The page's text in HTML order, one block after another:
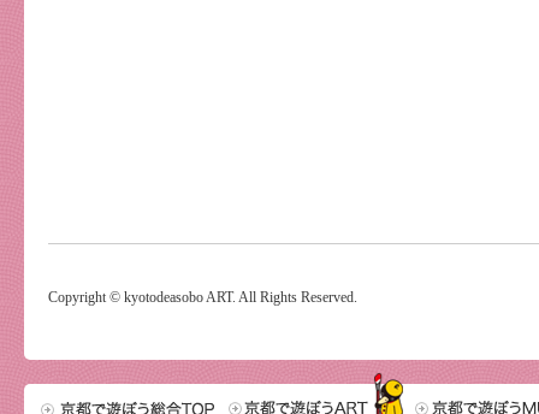
Copyright © kyotodeasobo ART. All Rights Reserved.